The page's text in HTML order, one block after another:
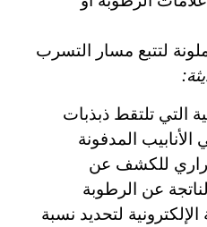
لتتبع مسار التسرب
التي تلتقط ذبذبات
المدفونة
للكشف عن
عن الرطوبة
لتحديد نسبة